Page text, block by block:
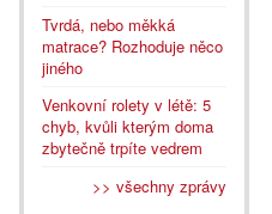
Tvrdá, nebo měkká
matrace? Rozhoduje něco
jiného
Venkovní rolety v létě: 5
chyb, kvůli kterým doma
zbytečně trpíte vedrem
>> všechny zprávy